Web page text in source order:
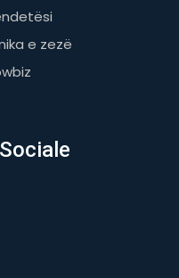
e zezë